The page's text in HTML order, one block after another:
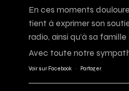
En ces moments
tient à exprimer son
radio, ainsi qu’à sa
Avec toute notre
Voir sur Facebook · Partager